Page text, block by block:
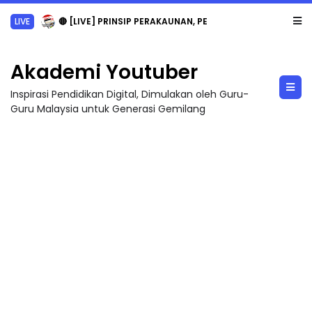
LIVE 🔴 [LIVE] PRINSIP PERAKAUNAN, PECUT SKOR SOALAN 1 TRIAL OLEH CIKGU WAN...
Akademi Youtuber
Inspirasi Pendidikan Digital, Dimulakan oleh Guru-
Guru Malaysia untuk Generasi Gemilang